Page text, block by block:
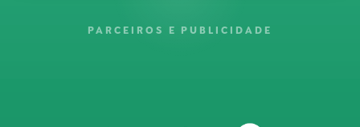
PARCEIROS E PUBLICIDADE